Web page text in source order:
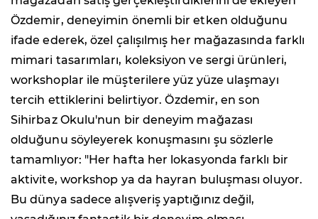
Özdemir, deneyimin önemli bir etken olduğunu
ifade ederek, özel çalışılmış her mağazasında farklı
mimari tasarımları, koleksiyon ve sergi ürünleri,
workshoplar ile müşterilere yüz yüze ulaşmayı
tercih ettiklerini belirtiyor. Özdemir, en son
Sihirbaz Okulu'nun bir deneyim mağazası
olduğunu söyleyerek konuşmasını şu sözlerle
tamamlıyor: "Her hafta her lokasyonda farklı bir
aktivite, workshop ya da hayran buluşması oluyor.
Bu dünya sadece alışveriş yaptığınız değil,